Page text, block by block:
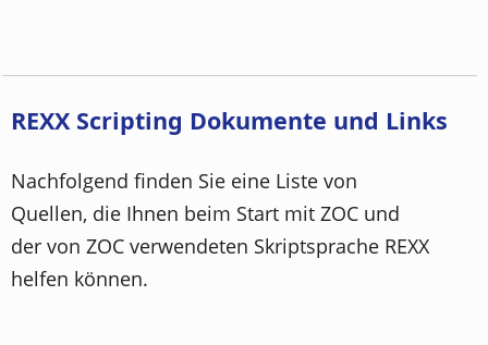
REXX Scripting Dokumente und Links
Nachfolgend finden Sie eine Liste von
Quellen, die Ihnen beim Start mit ZOC und
der von ZOC verwendeten Skriptsprache REXX
helfen können.